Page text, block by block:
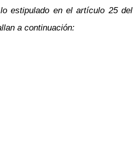
estipulado en el artículo 25 del
a continuación: